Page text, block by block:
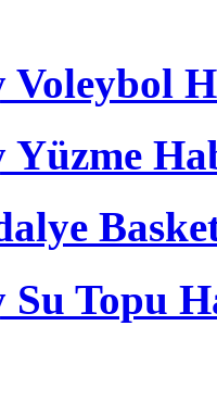
Voleybol
Yüzme
Su Topu